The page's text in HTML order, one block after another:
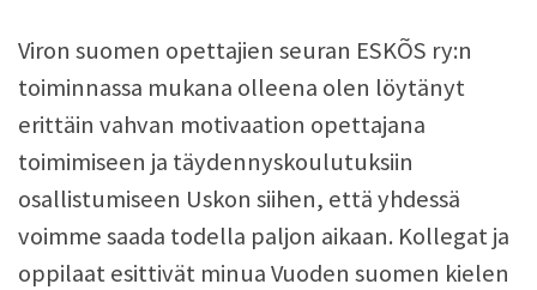
Viron suomen opettajien seuran ESKÕS ry:n
toiminnassa mukana olleena olen löytänyt
erittäin vahvan motivaation opettajana
toimimiseen ja täydennyskoulutuksiin
osallistumiseen Uskon siihen, että yhdessä
voimme saada todella paljon aikaan. Kollegat ja
oppilaat esittivät minua Vuoden suomen kielen